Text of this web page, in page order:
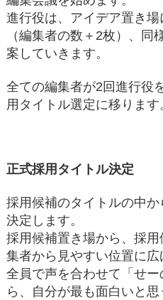
進行役は、アイデア置き
（編集者の数＋2枚）、
案していきます。
全ての編集者が2回進行役
用タイトル選定に移ります
正式採用タイトル決定
採用候補のタイトルの中
決定します。
採用候補置き場から、採
集者から見やすい位置に広
全員で声を合わせて「せ
ら、自分が最も面白いと